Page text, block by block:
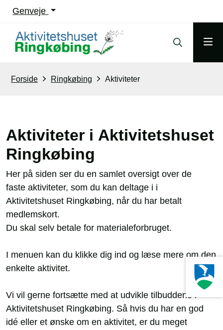
Genveje
Forside Ringkøbing Aktiviteter
Aktiviteter i Aktivitetshuset
Ringkøbing
Her på siden ser du en samlet oversigt over de
faste aktiviteter, som du kan deltage i i
Aktivitetshuset Ringkøbing, når du har betalt
medlemskort.
Du skal selv betale for materialeforbruget.
I menuen kan du klikke dig ind og læse mere om den
enkelte aktivitet.
Vi vil gerne fortsætte med at udvikle tilbuddene i
Aktivitetshuset Ringkøbing. Så hvis du har en god
idé eller et ønske om en aktivitet, er du meget